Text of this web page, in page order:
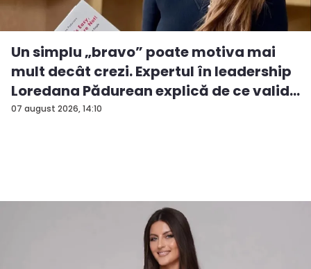
07 august 2026, 14:10
Un simplu „bravo” poate motiva mai
mult decât crezi. Expertul în leadership
Loredana Pădurean explică de ce valid...